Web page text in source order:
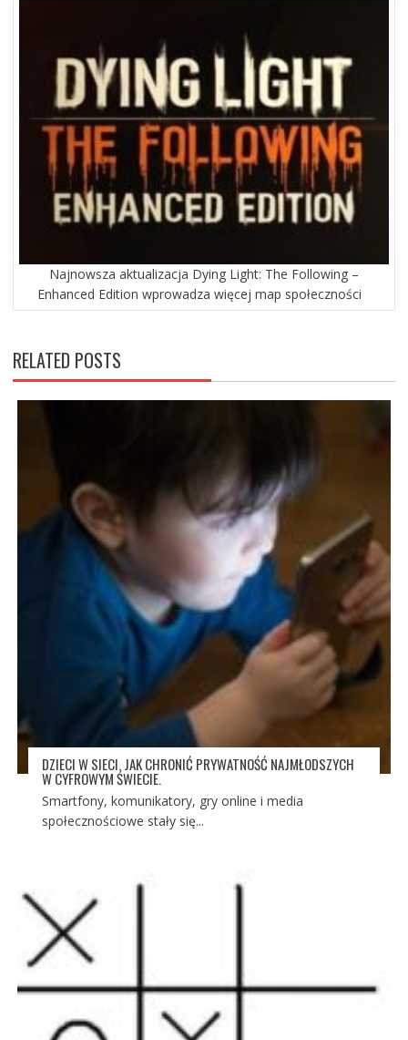
Najnowsza aktualizacja Dying Light: The Following –
Enhanced Edition wprowadza więcej map społeczności
RELATED POSTS
DZIECI W SIECI. JAK CHRONIĆ PRYWATNOŚĆ NAJMŁODSZYCH
W CYFROWYM ŚWIECIE.
Smartfony, komunikatory, gry online i media
społecznościowe stały się...